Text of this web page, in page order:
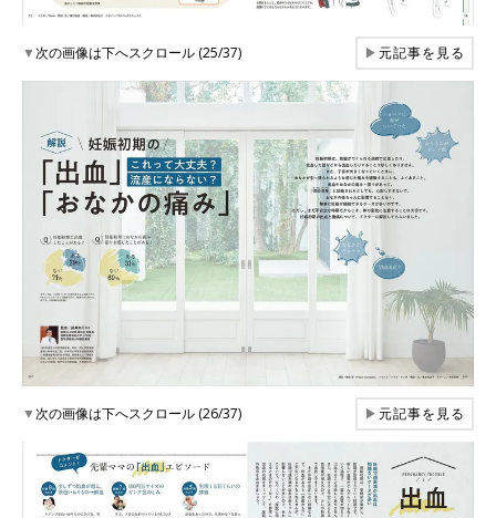
▼次の画像は下へスクロール (25/37) ▶元記事を見る
▼次の画像は下へスクロール (26/37) ▶元記事を見る